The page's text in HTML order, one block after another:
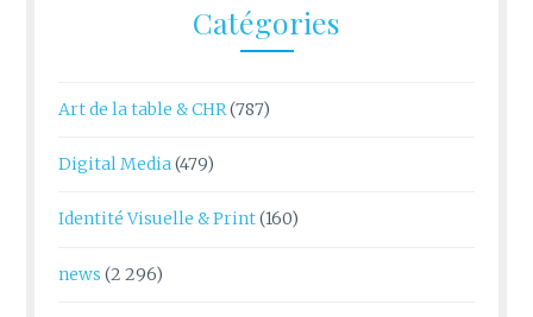
Catégories
Art de la table & CHR(787)
Digital Media(479)
Identité Visuelle & Print(160)
news (2 296)